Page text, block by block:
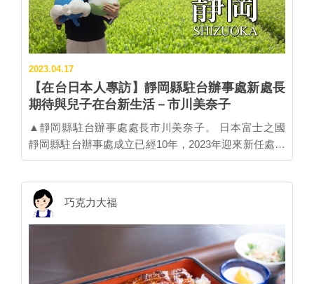
日券(￥3000)可選購使用，可說是史上CP值最高的觀光
列車！ ▓黑船電車時刻表(適逢檢修期，7/22上路) ・七
月份：
camel3.com/cms/files/izukyu/MASTER/1310/5zxPUFEn.pdf
・八月份：
camel3.com/cms/files/izukyu/MASTER/1310/q8mq5g7I.pdf
▓伊豆急線周遊券哪裡買？ ・kkday：
https://reurl.cc/014K3K ・伊豆急官網：
www.izukyu.co.jp/global_site/ ▲穿越伊豆半島東海岸的
黑船電車。圖：伊豆急鐵道公司提供。 ▎黑船電車的由
出，當年美國海軍准將培里搭乘黑船軍艦前來下田港，
要求日本幕府放棄鎖國開港通商，促成新時代的來臨。
伊豆急鐵道公司因此以黑船的黑色為象徵色，推出完全
最佳視野展望席。圖：伊豆急鐵道公司提供。 ▎黑船電
車的內裝特色：面海席&展望席 黑船電車屬於伊豆急鐵
2023.04.17
【在台日本人專訪】靜岡縣駐台辦事處新處長
期待與兒子在台新生活－市川美奈子
▲靜岡縣駐台辦事處處長市川美奈子。 日本富士之國
靜岡縣駐台辦事處成立已經10年，2023年迎來新任處長
市川美奈子，市川處長大學第二外語是中文，又有北京
中文！快跟著大福來認識市川處長吧！ 大福 靜岡縣辦
事處深根台灣多年，市川處長覺得靜岡最大的魅力有哪
些？未來有甚麼交流計畫嗎？ 市川處長 靜岡最大魅力
當然是富士山，還有溫泉、壽司等美食。交流方面，特
別是「防災交流」，靜岡縣因為過去30多年來每年都被
預想隨時可能發生大地震，所以我們的防災意識很高，
巧克力大福